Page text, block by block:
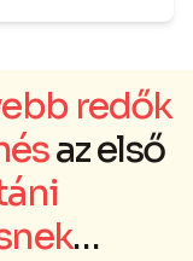
redők
az első
…